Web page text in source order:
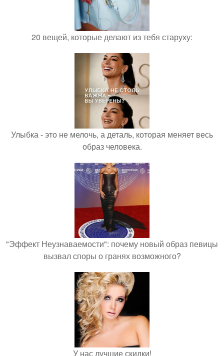
20 вещей, которые делают из тебя старуху:
Улыбка - это не мелочь, а деталь, которая меняет весь
образ человека.
"Эффект Неузнаваемости": почему новый образ певицы
вызвал споры о гранях возможного?
У нас лучшие скидки!